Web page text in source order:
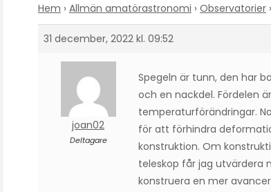
Hem › Allmän amatörastronomi › Observatorier ›
31 december, 2022 kl. 09:52
joan02
Deltagare
Spegeln är tunn, den har
och en nackdel. Fördelen
temperaturförändringar.
för att förhindra
konstruktion. Om
teleskop får jag utvärdera
konstruera en mer